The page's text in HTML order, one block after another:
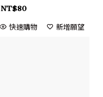
NT$80
快速購物 新增願望